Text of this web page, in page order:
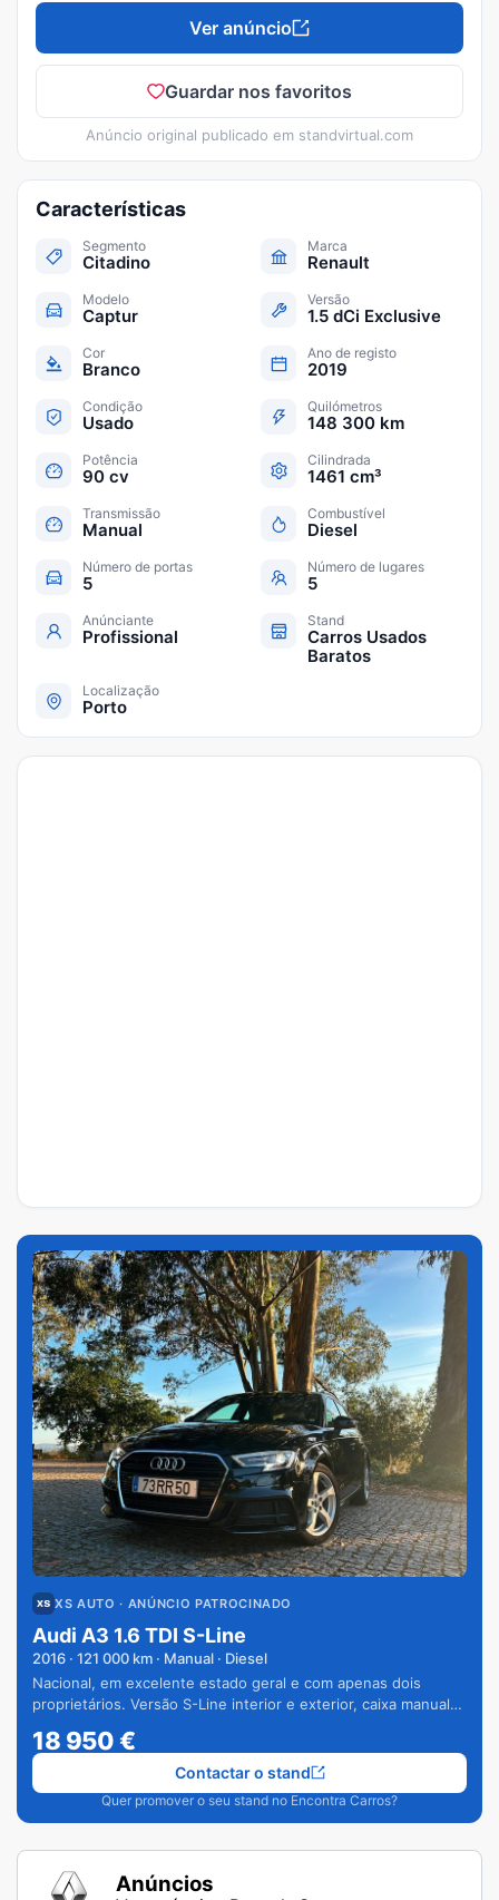
Ver anúncio
Guardar nos favoritos
Anúncio original publicado em standvirtual.com
Características
Segmento
Citadino
Marca
Renault
Modelo
Captur
Versão
1.5 dCi Exclusive
Cor
Branco
Ano de registo
2019
Condição
Usado
Quilómetros
148 300 km
Potência
90 cv
Cilindrada
1461 cm³
Transmissão
Manual
Combustível
Diesel
Número de portas
5
Número de lugares
5
Anúnciante
Profissional
Stand
Carros Usados
Baratos
Localização
Porto
XS AUTO · ANÚNCIO PATROCINADO
Audi A3 1.6 TDI S-Line
2016 · 121 000 km · Manual · Diesel
Nacional, em excelente estado geral e com apenas dois
proprietários. Versão S-Line interior e exterior, caixa manual
18 950€
Quer promover o seu stand no Encontra Carros?
Contactar o stand
Anúncios